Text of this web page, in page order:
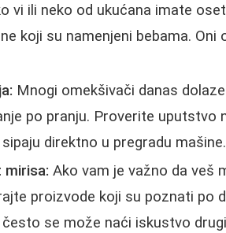
vi ili neko od ukućana imate
koji su namenjeni bebama.
Mnogi omekšivači danas
po pranju. Proverite uputstvo
direktno u pregradu mašine.
Ako vam je važno da veš
proizvode koji su poznati po
se može naći iskustvo